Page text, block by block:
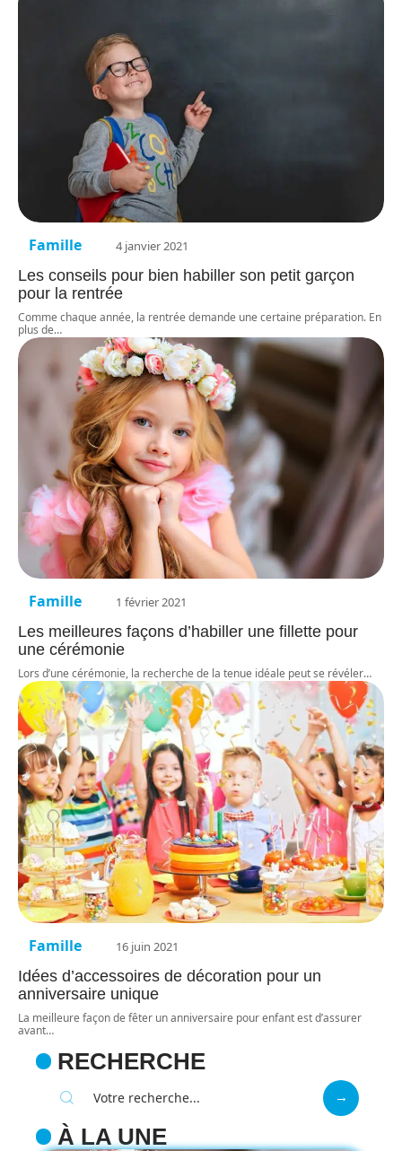
Famille 4 janvier 2021
Les conseils pour bien habiller son petit garçon
pour la rentrée
Comme chaque année, la rentrée demande une certaine préparation. En
plus de…
Famille 1 février 2021
Les meilleures façons d’habiller une fillette pour
une cérémonie
Lors d’une cérémonie, la recherche de la tenue idéale peut se révéler…
Famille 16 juin 2021
Idées d’accessoires de décoration pour un
anniversaire unique
La meilleure façon de fêter un anniversaire pour enfant est d’assurer
avant…
RECHERCHE
À LA UNE